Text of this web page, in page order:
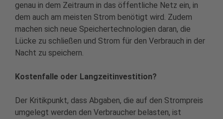
genau in dem Zeitraum in das öffentliche Netz ein, in
dem auch am meisten Strom benötigt wird. Zudem
machen sich neue Speichertechnologien daran, die
Lücke zu schließen und Strom für den Verbrauch in der
Nacht zu speichern.
Kostenfalle oder Langzeitinvestition?
Der Kritikpunkt, dass Abgaben, die auf den Strompreis
umgelegt werden den Verbraucher belasten, ist